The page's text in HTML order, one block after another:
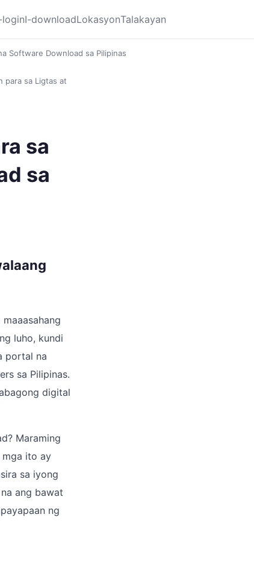
loginI-downloadLokasyonTalakayan
Software Download sa Pilipinas
para sa Ligtas at
sa
sa
luho, kundi
portal na
sa Pilipinas.
digital
Maraming
mga ito ay
sa iyong
ang bawat
ng